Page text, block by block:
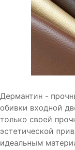
Дермантин -
обивки входной
только своей
эстетической
идеальным